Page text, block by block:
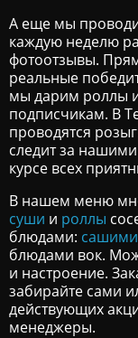
А еще мы
каждую неделю
фотоотзывы.
реальные
мы дарим роллы
подписчикам. В
проводятся
следит за
курсе всех
В нашем меню
суши и роллы
блюдами: сашими
блюдами вок.
и настроение.
забирайте сами
действующих
менеджеры.